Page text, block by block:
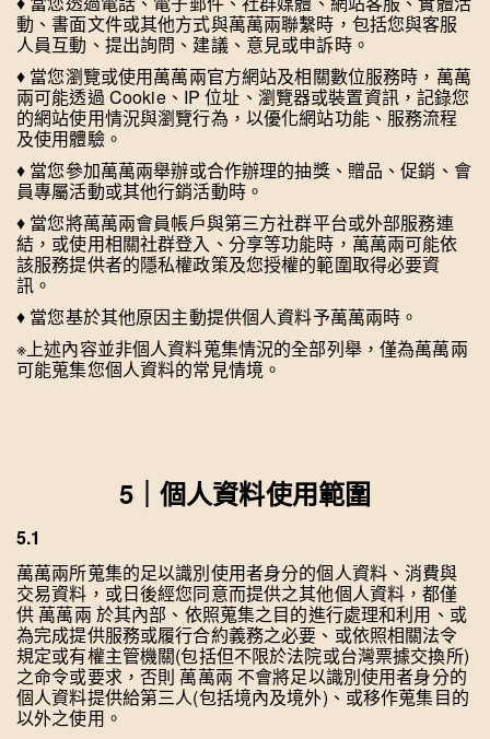
動、書面文件或其他方式與萬萬兩聯繫時，包括您與客服
人員互動、提出詢問、建議、意見或申訴時。
♦ ︎ 當您瀏覽或使用萬萬兩官方網站及相關數位服務時，萬萬
兩可能透過 Cookie、IP 位址、瀏覽器或裝置資訊，記錄您
的網站使用情況與瀏覽行為，以優化網站功能、服務流程
及使用體驗。
♦ ︎ 當您參加萬萬兩舉辦或合作辦理的抽獎、贈品、促銷、會
員專屬活動或其他行銷活動時。
♦ ︎ 當您將萬萬兩會員帳戶與第三方社群平台或外部服務連
結，或使用相關社群登入、分享等功能時，萬萬兩可能依
該服務提供者的隱私權政策及您授權的範圍取得必要資
訊。
♦ ︎ 當您基於其他原因主動提供個人資料予萬萬兩時。
※上述內容並非個人資料蒐集情況的全部列舉，僅為萬萬兩
可能蒐集您個人資料的常見情境。
5｜個人資料使用範圍
5.1 ︎
萬萬兩所蒐集的足以識別使用者身分的個人資料、消費與
交易資料，或日後經您同意而提供之其他個人資料，都僅
供 萬萬兩 於其內部、依照蒐集之目的進行處理和利用、或
為完成提供服務或履行合約義務之必要、或依照相關法令
規定或有權主管機關(包括但不限於法院或台灣票據交換所)
之命令或要求，否則 萬萬兩 不會將足以識別使用者身分的
個人資料提供給第三人(包括境內及境外)、或移作蒐集目的
以外之使用。